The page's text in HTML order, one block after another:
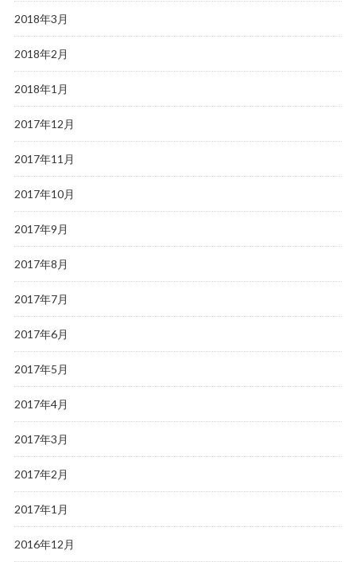
2018年3月
2018年2月
2018年1月
2017年12月
2017年11月
2017年10月
2017年9月
2017年8月
2017年7月
2017年6月
2017年5月
2017年4月
2017年3月
2017年2月
2017年1月
2016年12月